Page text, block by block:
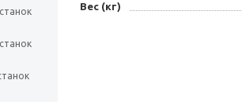
Вес (кг)